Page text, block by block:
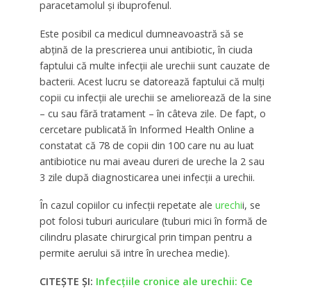
paracetamolul și ibuprofenul.
Este posibil ca medicul dumneavoastră să se
abțină de la prescrierea unui antibiotic, în ciuda
faptului că multe infecții ale urechii sunt cauzate de
bacterii. Acest lucru se datorează faptului că mulți
copii cu infecții ale urechii se ameliorează de la sine
– cu sau fără tratament – în câteva zile. De fapt, o
cercetare publicată în Informed Health Online a
constatat că 78 de copii din 100 care nu au luat
antibiotice nu mai aveau dureri de ureche la 2 sau
3 zile după diagnosticarea unei infecții a urechii.
În cazul copiilor cu infecții repetate ale urechii, se
pot folosi tuburi auriculare (tuburi mici în formă de
cilindru plasate chirurgical prin timpan pentru a
permite aerului să intre în urechea medie).
CITEȘTE ȘI: Infecțiile cronice ale urechii: Ce